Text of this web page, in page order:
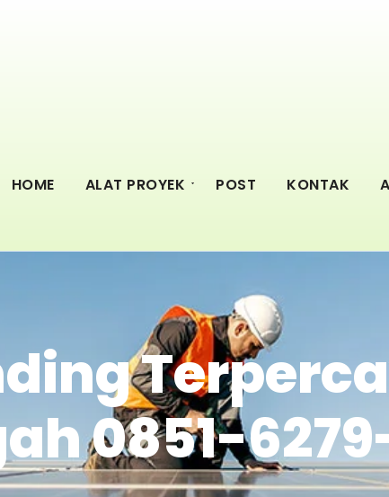
HOME ALAT PROYEK POST KONTAK
0851-